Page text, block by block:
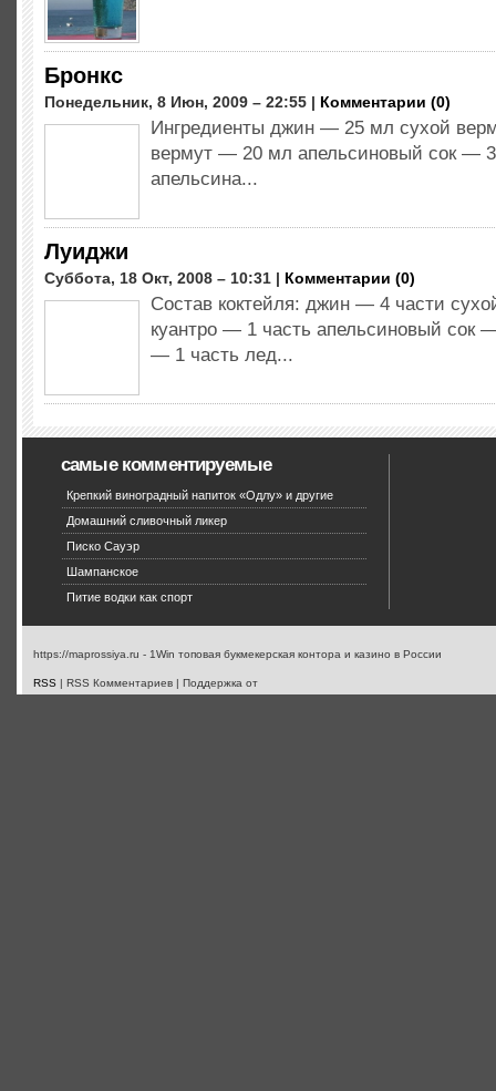
Бронкс
Понедельник, 8 Июн, 2009 – 22:55 | Комментарии (0)
Ингредиенты джин — 25 мл сухой
вермут — 20 мл апельсиновый сок —
апельсина...
Луиджи
Суббота, 18 Окт, 2008 – 10:31 | Комментарии (0)
Состав коктейля: джин — 4 части
куантро — 1 часть апельсиновый сок
— 1 часть лед...
самые комментируемые
Крепкий виноградный напиток «Одлу» и другие
Домашний сливочный ликер
Писко Сауэр
Шампанское
Питие водки как спорт
https://maprossiya.ru - 1Win топовая букмекерская контора и казино в России
RSS | RSS Комментариев | Поддержка от